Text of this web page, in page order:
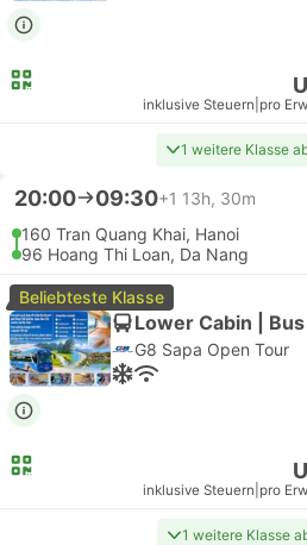
inklusive Steuern pro
1 weitere Klasse
20:00 09:30+1 13h, 30m
160 Tran Quang Khai, Hanoi
96 Hoang Thi Loan, Da Nang
Beliebteste Klasse
Lower Cabin | Bus
G8 Sapa Open Tour
inklusive Steuern pro
1 weitere Klasse